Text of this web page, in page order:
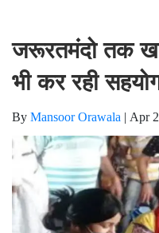
जरूरतमंदो तक
भी कर रही
By Mansoor Orawala | Apr